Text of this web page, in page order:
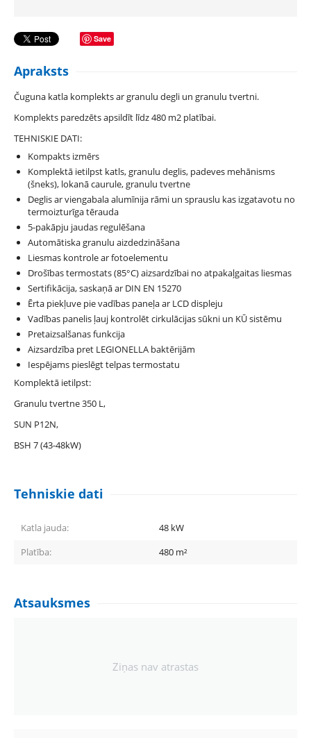
Save
Apraksts
Čuguna katla komplekts ar granulu degli un granulu tvertni.
Komplekts paredzēts apsildīt līdz 480 m2 platībai.
TEHNISKIE DATI:
Kompakts izmērs
Komplektā ietilpst katls, granulu deglis, padeves mehānisms
(šneks), lokanā caurule, granulu tvertne
Deglis ar viengabala alumīnija rāmi un sprauslu kas izgatavotu no
termoizturīga tērauda
5-pakāpju jaudas regulēšana
Automātiska granulu aizdedzināšana
Liesmas kontrole ar fotoelementu
Drošības termostats (85°C) aizsardzībai no atpakaļgaitas liesmas
Sertifikācija, saskaņā ar DIN EN 15270
Ērta piekļuve pie vadības paneļa ar LCD displeju
Vadības panelis ļauj kontrolēt cirkulācijas sūkni un KŪ sistēmu
Pretaizsalšanas funkcija
Aizsardzība pret LEGIONELLA baktērijām
Iespējams pieslēgt telpas termostatu
Komplektā ietilpst:
Granulu tvertne 350 L,
SUN P12N,
BSH 7 (43-48kW)
Tehniskie dati
Katla jauda: 48 kW
Platība:
480 m²
Atsauksmes
Ziņas nav atrastas